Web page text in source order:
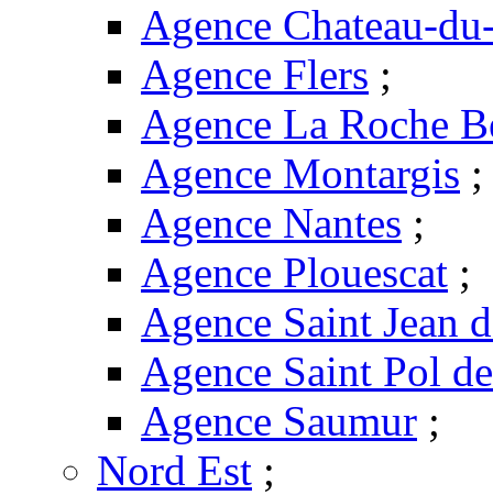
Agence Chateau-
Agence Flers ;
Agence La Roche
Agence Montargis ;
Agence Nantes ;
Agence Plouescat ;
Agence Saint Jean
Agence Saint Pol
Agence Saumur ;
Nord Est ;